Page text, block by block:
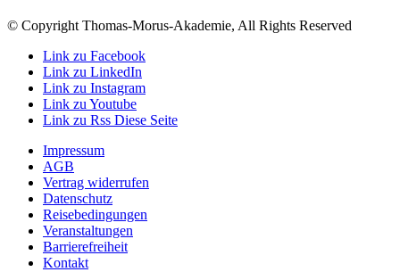
© Copyright Thomas-Morus-Akademie, All Rights Reserved
Link zu Facebook
Link zu LinkedIn
Link zu Instagram
Link zu Youtube
Link zu Rss Diese Seite
Impressum
AGB
Vertrag widerrufen
Datenschutz
Reisebedingungen
Veranstaltungen
Barrierefreiheit
Kontakt